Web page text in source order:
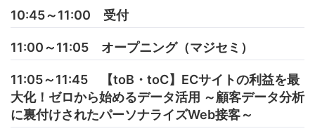
10:45～11:00 受付
11:00～11:05 オープニング（マジセミ）
11:05～11:45 【toB・toC】ECサイトの利益を最
大化！ゼロから始めるデータ活用 ～顧客データ分析
に裏付けされたパーソナライズWeb接客～